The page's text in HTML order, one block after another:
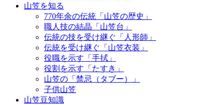
山笠を知る
770年余の伝統「山笠の歴史」
職人技の結晶「山笠台」
伝統の技を受け継ぐ「人形師」
伝統を受け継ぐ「山笠衣装」
役職を示す「手拭」
役割を示す「たすき」
山笠の「禁忌（タブー）」
子供山笠
山笠豆知識